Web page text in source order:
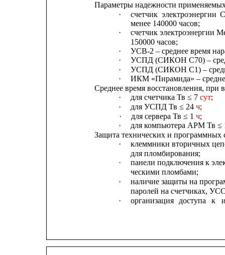
Параметры надежности
·
счетчик электроэнергии
менее 140000 часов;
·
счетчик электроэнергии
150000 часов;
·
УСВ-2 – среднее время
·
УСПД (СИКОН С70) –
·
УСПД (СИКОН С1) –
·
ИКМ «Пирамида» –
Среднее время восстановления, при
·
для счетчика Тв ≤ 7 сут;
·
для УСПД Тв ≤ 24 ч;
·
для сервера Тв ≤ 1 ч;
·
для компьютера АРМ Тв ≤
Защита технических и
·
клеммники вторичных
для пломбирования;
·
панели подключения к
ческими пломбами;
·
наличие защиты на
паролей на счетчиках,
·
организация доступа к